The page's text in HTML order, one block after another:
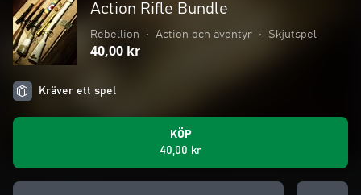
Action Rifle Bundle
Rebellion • Action och äventyr • Skjutspel
40,00 kr
Kräver ett spel
KÖP
40,00 kr